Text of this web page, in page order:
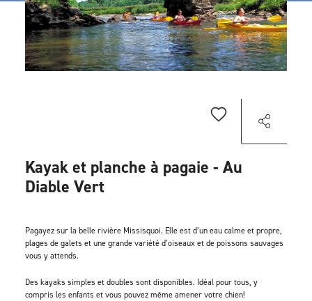
Kayak et planche à pagaie - Au
Diable Vert
Pagayez sur la belle rivière Missisquoi. Elle est d’un eau calme et propre,
plages de galets et une grande variété d’oiseaux et de poissons sauvages
vous y attends.
Des kayaks simples et doubles sont disponibles. Idéal pour tous, y
compris les enfants et vous pouvez même amener votre chien!